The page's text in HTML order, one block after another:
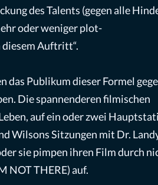
des Talents (gegen alle
oder weniger plot-
diesem Auftritt“.
das Publikum dieser Formel
Die spannenderen filmischen
auf ein oder zwei
Wilsons Sitzungen mit Dr.
sie pimpen ihren Film durch
NOT THERE) auf.